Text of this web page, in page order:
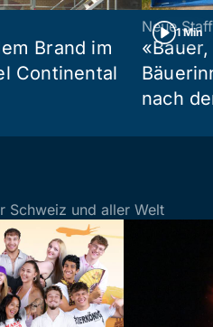
Brand im
Continental
1 Min
Neue
nach
Schweiz und aller Welt